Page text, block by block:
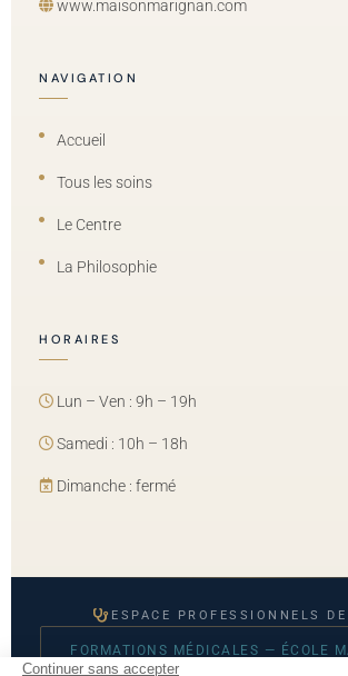
www.maisonmarignan.com
NAVIGATION
Accueil
Tous les soins
Le Centre
La Philosophie
HORAIRES
Lun – Ven : 9h – 19h
Samedi : 10h – 18h
Dimanche : fermé
ESPACE PROFESSIONNELS
FORMATIONS MÉDICALES — ÉCOLE